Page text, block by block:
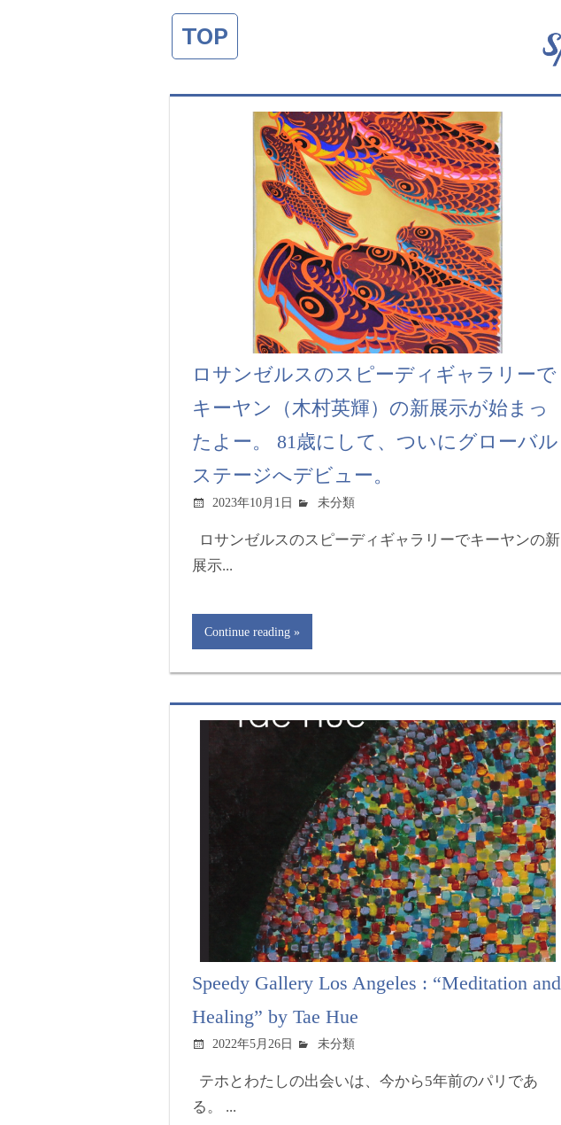
TOP
ロサンゼルスのスピーディギャラリーで
キーヤン（木村英輝）の新展示が始まっ
たよー。 81歳にして、ついにグローバル
ステージへデビュー。
2023年10月1日 未分類
ロサンゼルスのスピーディギャラリーでキーヤンの新
展示...
Continue reading
Speedy Gallery Los Angeles : “Meditation and
Healing” by Tae Hue
2022年5月26日 未分類
テホとわたしの出会いは、今から5年前のパリであ
る。 ...